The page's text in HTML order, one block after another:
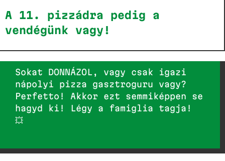
A 11. pizzádra pedig a
vendégünk vagy!
Sokat DONNÁZOL, vagy csak igazi
nápolyi pizza gasztroguru vagy?
Perfetto! Akkor ezt semmiképpen se
hagyd ki! Légy a famiglia tagja!
💥